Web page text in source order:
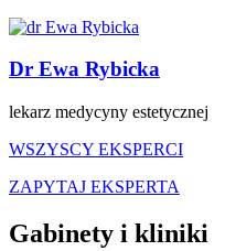
Dr Ewa Rybicka
lekarz medycyny estetycznej
WSZYSCY EKSPERCI
ZAPYTAJ EKSPERTA
Gabinety i kliniki